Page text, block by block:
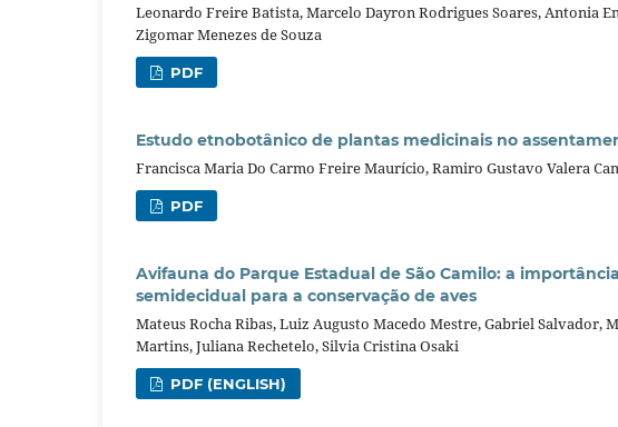
Leonardo Freire Batista, Marcelo Dayron Rodrigues Soares, Antonia
Zigomar Menezes de Souza
PDF
Estudo etnobotânico de plantas medicinais no
Francisca Maria Do Carmo Freire Maurício, Ramiro Gustavo Valera
PDF
Avifauna do Parque Estadual de São Camilo: a
semidecidual para a conservação de aves
Mateus Rocha Ribas, Luiz Augusto Macedo Mestre, Gabriel Salvador,
Martins, Juliana Rechetelo, Silvia Cristina Osaki
PDF (ENGLISH)